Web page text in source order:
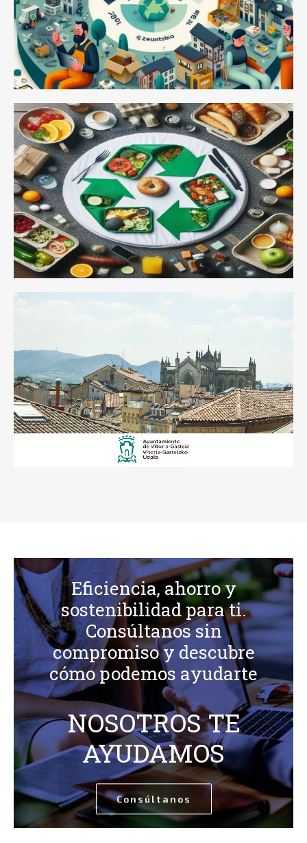
Estudio de Impacto Ambiental
Evitado Productos Reparados
Economía Circular en el Sector
Turístico: Impulsando la
Sostenibilidad y Rentabilidad
Asesoramiento a empresas
locales para la optimización y
reducción del gasto energético y
huella de carbono
Eficiencia, ahorro y
sostenibilidad para ti.
Consúltanos sin
compromiso y descubre
cómo podemos ayudarte
NOSOTROS TE
AYUDAMOS
Consúltanos